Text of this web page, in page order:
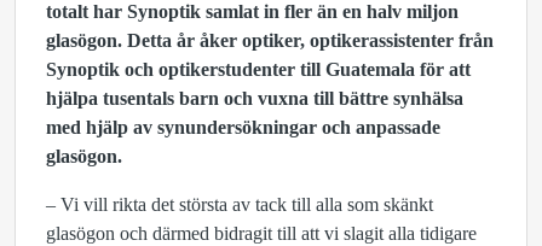
totalt har Synoptik samlat in fler än en halv miljon
glasögon. Detta år åker optiker, optikerassistenter från
Synoptik och optikerstudenter till Guatemala för att
hjälpa tusentals barn och vuxna till bättre synhälsa
med hjälp av synundersökningar och anpassade
glasögon.
– Vi vill rikta det största av tack till alla som skänkt
glasögon och därmed bidragit till att vi slagit alla tidigare